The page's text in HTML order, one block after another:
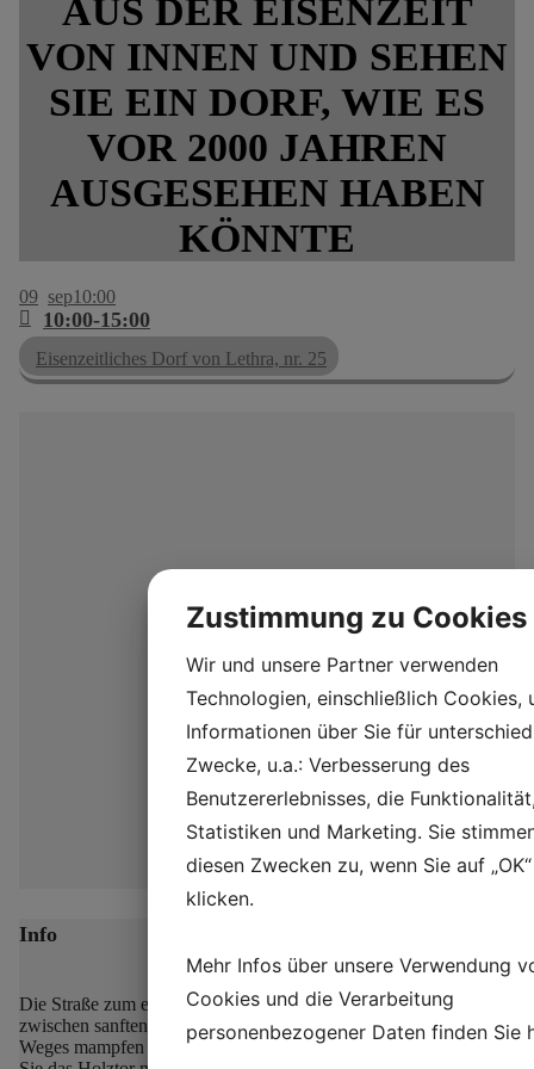
AUS DER EISENZEIT
VON INNEN UND SEHEN
SIE EIN DORF, WIE ES
VOR 2000 JAHREN
AUSGESEHEN HABEN
KÖNNTE
09 sep10:00
10:00-15:00
Eisenzeitliches Dorf von Lethra, nr. 25
Info
Die Straße zum eisenzeitlichen Dorf Lethra schlängelt sich
zwischen sanften Hügeln hindurch, und zu beiden Seiten des
Weges mampfen die Schafe des Dorfes das wilde Gras.
Öffnen
Zustimmung zu Cookies
Wir und unsere Partner verwenden
Technologien, einschließlich Cookies,
Informationen über Sie für
Zwecke, u.a.: Verbesserung des
Benutzererlebnisses, die
Statistiken und Marketing. Sie
diesen Zwecken zu, wenn Sie auf „OK“
klicken.
Mehr Infos über unsere Verwendung
Cookies und die Verarbeitung
personenbezogener Daten finden Sie